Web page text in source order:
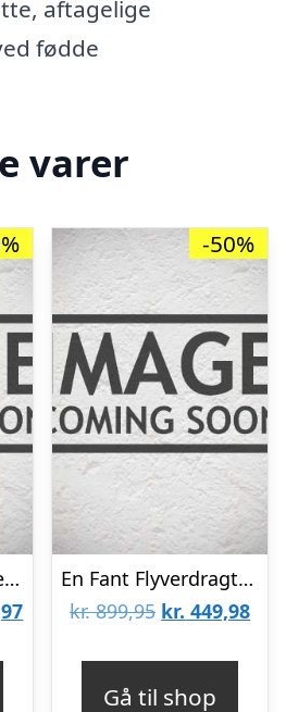
aftagelige
fødde
varer
Sofie Schnoor Flyverdragt – Dusty Brown
Den
-50%
En Fant Flyverdragt – Pine Bark m. Leopard
kr.899,95 Den
kr. 449,98Den
Gå til shop